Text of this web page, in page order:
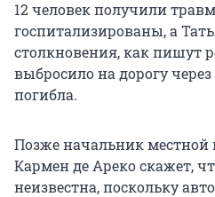
12 человек получили
госпитализированы, а
столкновения, как пишут
выбросило на дорогу
погибла.
Позже начальник
Кармен де Ареко скажет,
неизвестна, поскольку